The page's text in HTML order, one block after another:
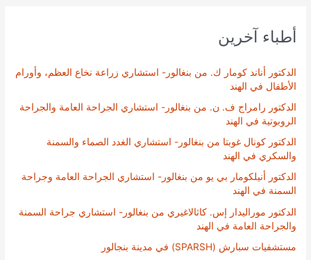
أطباء آخرين
الدكتور أناند كومار ك. من بنغالور- استشاري زراعة نخاع العظم، وأورام
الأطفال في الهند
الدكتور رامراج ف. ن. من بنغالور- استشاري الجراحة العامة والجراحة
الروبوتية في الهند
الدكتور كونال غوبتا من بنغالور- استشاري الغدد الصماء والسمنة
والسكري في الهند
الدكتور أنيلكومار بي يو من بنغالور- استشاري الجراحة العامة وجراحة
السمنة في الهند
الدكتور موراليدار إس. كاثالاغيري من بنغالور- استشاري جراحة السمنة
والجراحة العامة في الهند
مستشفيات سبارش (SPARSH) في مدينة بنجالور